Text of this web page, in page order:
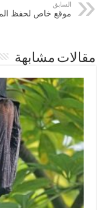
السابق
موقع خاص لحفظ
مقالات مشابهة